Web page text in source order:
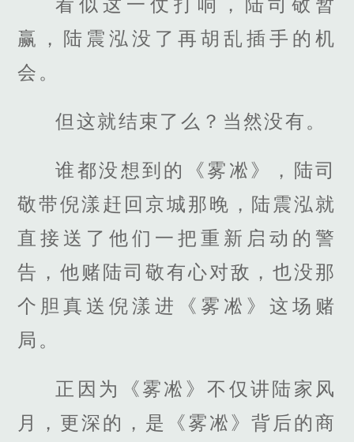
赢，陆震泓没了再胡乱插手的机
会。
但这就结束了么？当然没有。
谁都没想到的《雾凇》，陆司
敬带倪漾赶回京城那晚，陆震泓就
直接送了他们一把重新启动的警
告，他赌陆司敬有心对敌，也没那
个胆真送倪漾进《雾凇》这场赌
局。
正因为《雾凇》不仅讲陆家风
月，更深的，是《雾凇》背后的商